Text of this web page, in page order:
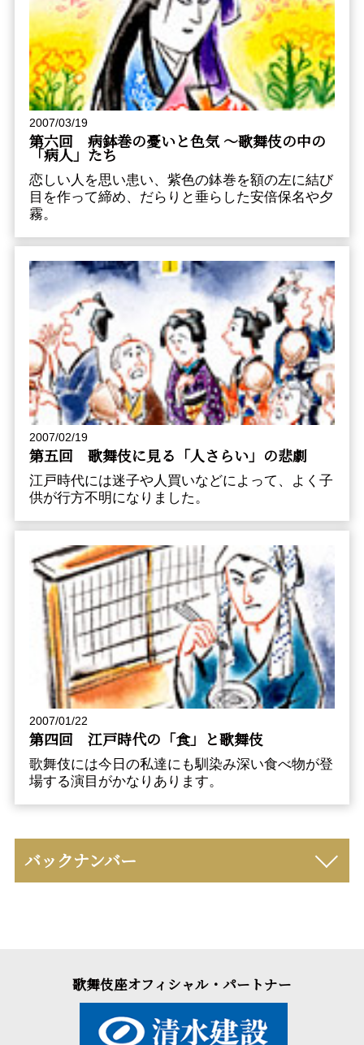
2007/03/19
第六回 病鉢巻の憂いと色気 ～歌舞伎の中の
「病人」たち
恋しい人を思い患い、紫色の鉢巻を額の左に結び
目を作って締め、だらりと垂らした安倍保名や夕
霧。
2007/02/19
第五回 歌舞伎に見る「人さらい」の悲劇
江戸時代には迷子や人買いなどによって、よく子
供が行方不明になりました。
2007/01/22
第四回 江戸時代の「食」と歌舞伎
歌舞伎には今日の私達にも馴染み深い食べ物が登
場する演目がかなりあります。
バックナンバー
歌舞伎座オフィシャル・パートナー